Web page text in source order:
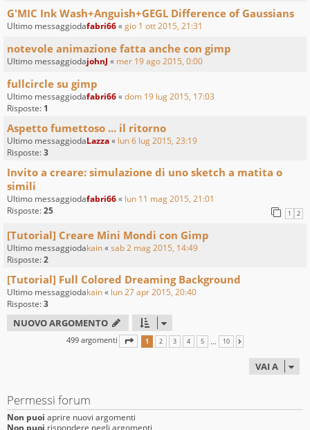
G'MIC Ink Wash+Anguish+GEGL Difference of Gaussians
Ultimo messaggiodafabri66«gio 1 ott 2015, 21:31
notevole animazione fatta anche con gimp
Ultimo messaggiodajohnJ « mer 19 ago 2015, 0:00
fullcircle su gimp
Ultimo messaggiodafabri66«dom 19 lug 2015, 17:03
Risposte: 1
Aspetto fumettoso ... il ritorno
Ultimo messaggiodaLazza« lun 6 lug 2015, 23:19
Risposte:3
Invito a creare: simulazione di uno sketch a matita o
simili
Ultimo messaggiodafabri66« lun 11 mag 2015, 21:01
Risposte:25 1 2
[Tutorial] Creare Mini Mondi con Gimp
Ultimo messaggiodakain«sab 2 mag 2015, 14:49
Risposte:2
[Tutorial] Full Colored Dreaming Background
Ultimo messaggiodakain« lun 27 apr 2015, 20:40
Risposte:3
NUOVO ARGOMENTO
499 argomenti PAGINA 1DI 10
1 2 3 4 5 … 10
VAI A
Permessi forum
Non puoi aprire nuovi argomenti